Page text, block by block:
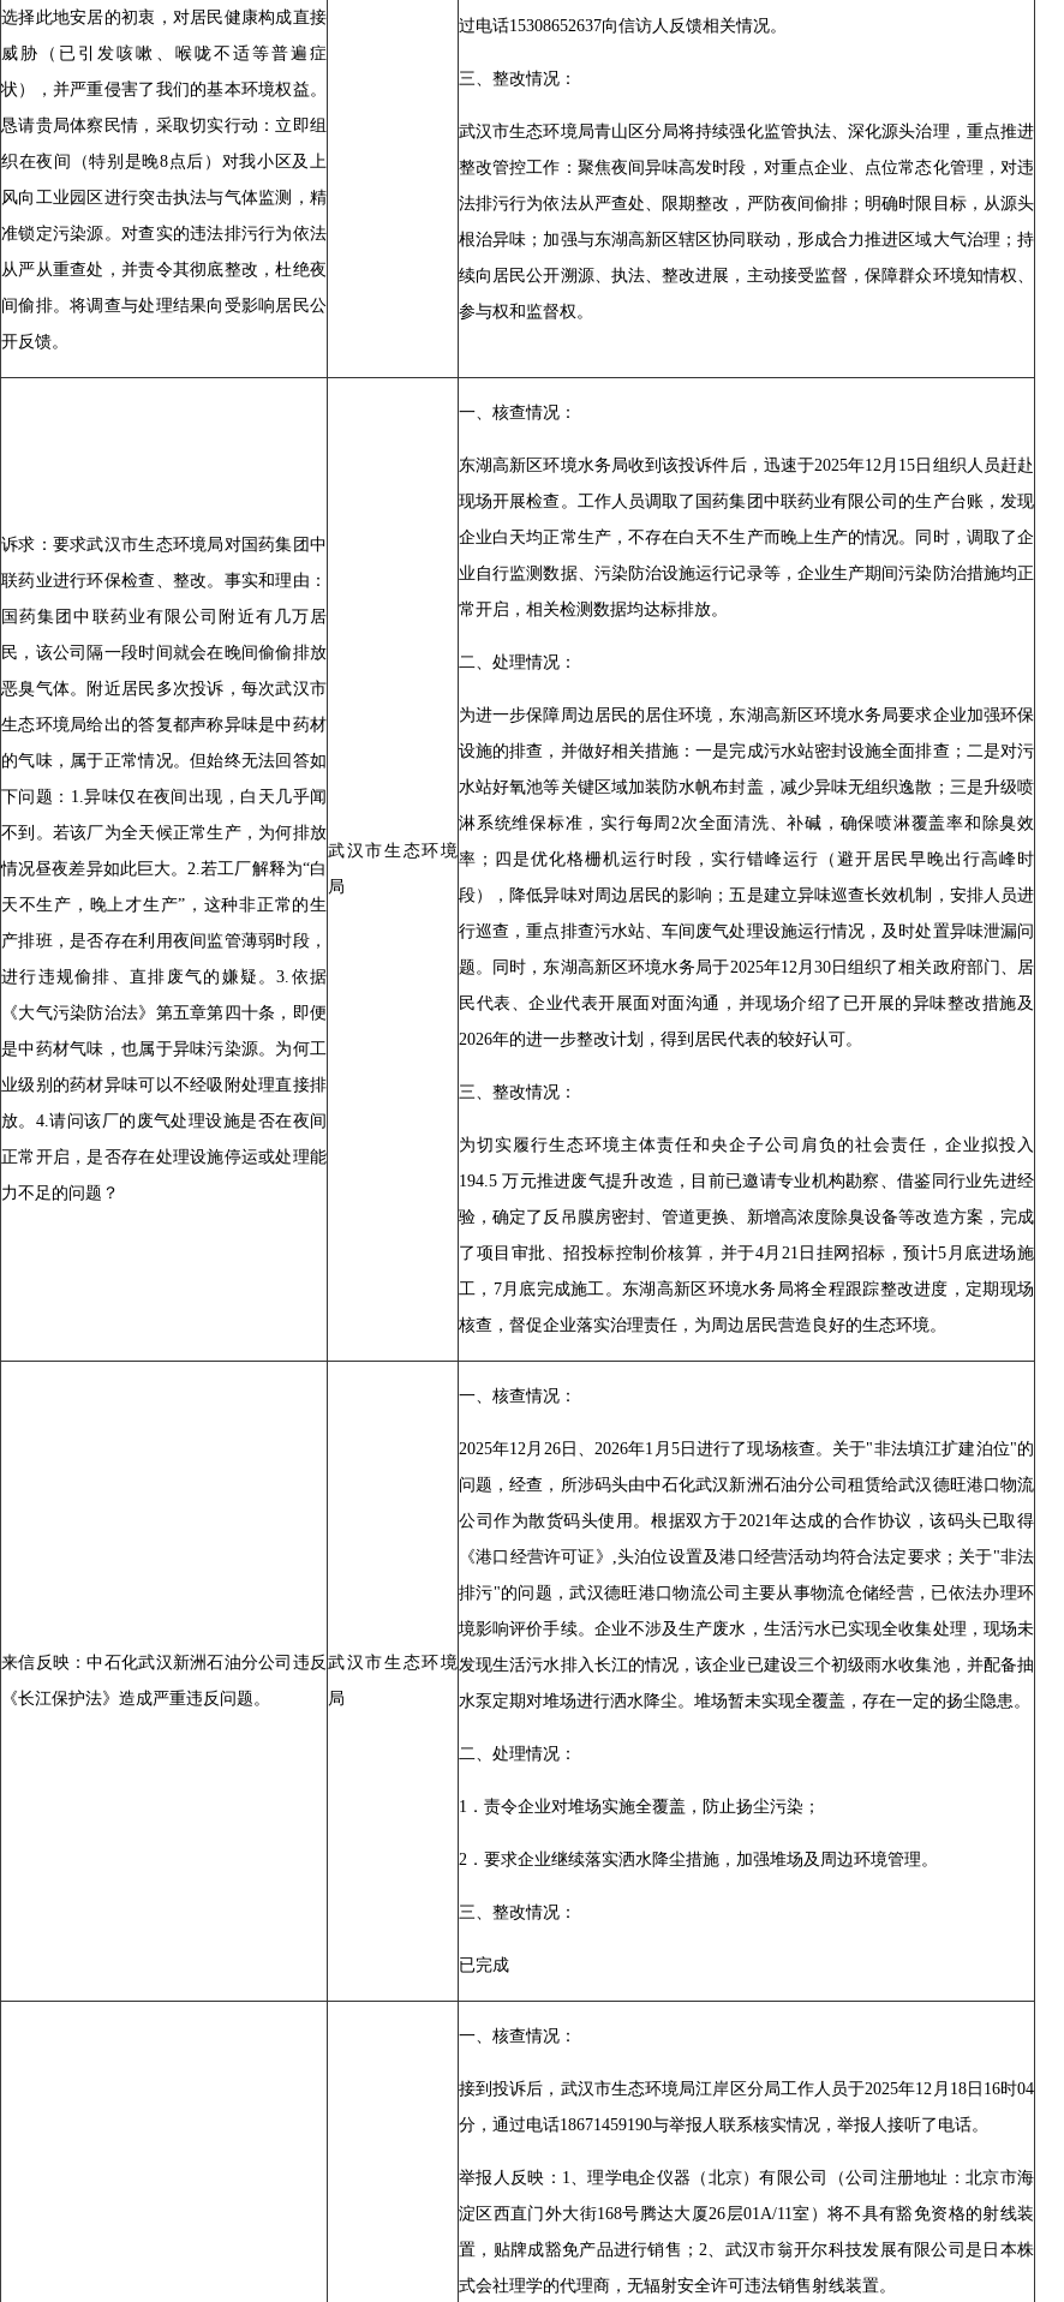
选择此地安居的初衷，对居民健康构成直接
威胁（已引发咳嗽、喉咙不适等普遍症
状），并严重侵害了我们的基本环境权益。
恳请贵局体察民情，采取切实行动：立即组
织在夜间（特别是晚8点后）对我小区及上
风向工业园区进行突击执法与气体监测，精
准锁定污染源。对查实的违法排污行为依法
从严从重查处，并责令其彻底整改，杜绝夜
间偷排。将调查与处理结果向受影响居民公
开反馈。
过电话15308652637向信访人反馈相关情况。
三、整改情况：
武汉市生态环境局青山区分局将持续强化监管执法、深化源头治理，重点推进
整改管控工作：聚焦夜间异味高发时段，对重点企业、点位常态化管理，对违
法排污行为依法从严查处、限期整改，严防夜间偷排；明确时限目标，从源头
根治异味；加强与东湖高新区辖区协同联动，形成合力推进区域大气治理；持
续向居民公开溯源、执法、整改进展，主动接受监督，保障群众环境知情权、
参与权和监督权。
诉求：要求武汉市生态环境局对国药集团中
联药业进行环保检查、整改。事实和理由：
国药集团中联药业有限公司附近有几万居
民，该公司隔一段时间就会在晚间偷偷排放
恶臭气体。附近居民多次投诉，每次武汉市
生态环境局给出的答复都声称异味是中药材
的气味，属于正常情况。但始终无法回答如
下问题：1.异味仅在夜间出现，白天几乎闻
不到。若该厂为全天候正常生产，为何排放
情况昼夜差异如此巨大。2.若工厂解释为“白
天不生产，晚上才生产”，这种非正常的生
产排班，是否存在利用夜间监管薄弱时段，
进行违规偷排、直排废气的嫌疑。3.依据
《大气污染防治法》第五章第四十条，即便
是中药材气味，也属于异味污染源。为何工
业级别的药材异味可以不经吸附处理直接排
放。4.请问该厂的废气处理设施是否在夜间
正常开启，是否存在处理设施停运或处理能
力不足的问题？
武汉市生态环境
局
一、核查情况：
东湖高新区环境水务局收到该投诉件后，迅速于2025年12月15日组织人员赶赴
现场开展检查。工作人员调取了国药集团中联药业有限公司的生产台账，发现
企业白天均正常生产，不存在白天不生产而晚上生产的情况。同时，调取了企
业自行监测数据、污染防治设施运行记录等，企业生产期间污染防治措施均正
常开启，相关检测数据均达标排放。
二、处理情况：
为进一步保障周边居民的居住环境，东湖高新区环境水务局要求企业加强环保
设施的排查，并做好相关措施：一是完成污水站密封设施全面排查；二是对污
水站好氧池等关键区域加装防水帆布封盖，减少异味无组织逸散；三是升级喷
淋系统维保标准，实行每周2次全面清洗、补碱，确保喷淋覆盖率和除臭效
率；四是优化格栅机运行时段，实行错峰运行（避开居民早晚出行高峰时
段），降低异味对周边居民的影响；五是建立异味巡查长效机制，安排人员进
行巡查，重点排查污水站、车间废气处理设施运行情况，及时处置异味泄漏问
题。同时，东湖高新区环境水务局于2025年12月30日组织了相关政府部门、居
民代表、企业代表开展面对面沟通，并现场介绍了已开展的异味整改措施及
2026年的进一步整改计划，得到居民代表的较好认可。
三、整改情况：
为切实履行生态环境主体责任和央企子公司肩负的社会责任，企业拟投入
194.5 万元推进废气提升改造，目前已邀请专业机构勘察、借鉴同行业先进经
验，确定了反吊膜房密封、管道更换、新增高浓度除臭设备等改造方案，完成
了项目审批、招投标控制价核算，并于4月21日挂网招标，预计5月底进场施
工，7月底完成施工。东湖高新区环境水务局将全程跟踪整改进度，定期现场
核查，督促企业落实治理责任，为周边居民营造良好的生态环境。
来信反映：中石化武汉新洲石油分公司违反
《长江保护法》造成严重违反问题。
武汉市生态环境
局
一、核查情况：
2025年12月26日、2026年1月5日进行了现场核查。关于"非法填江扩建泊位"的
问题，经查，所涉码头由中石化武汉新洲石油分公司租赁给武汉德旺港口物流
公司作为散货码头使用。根据双方于2021年达成的合作协议，该码头已取得
《港口经营许可证》,头泊位设置及港口经营活动均符合法定要求；关于"非法
排污"的问题，武汉德旺港口物流公司主要从事物流仓储经营，已依法办理环
境影响评价手续。企业不涉及生产废水，生活污水已实现全收集处理，现场未
发现生活污水排入长江的情况，该企业已建设三个初级雨水收集池，并配备抽
水泵定期对堆场进行洒水降尘。堆场暂未实现全覆盖，存在一定的扬尘隐患。
二、处理情况：
1．责令企业对堆场实施全覆盖，防止扬尘污染；
2．要求企业继续落实洒水降尘措施，加强堆场及周边环境管理。
三、整改情况：
已完成
一、核查情况：
接到投诉后，武汉市生态环境局江岸区分局工作人员于2025年12月18日16时04
分，通过电话18671459190与举报人联系核实情况，举报人接听了电话。
举报人反映：1、理学电企仪器（北京）有限公司（公司注册地址：北京市海
淀区西直门外大街168号腾达大厦26层01A/11室）将不具有豁免资格的射线装
置，贴牌成豁免产品进行销售；2、武汉市翁开尔科技发展有限公司是日本株
式会社理学的代理商，无辐射安全许可违法销售射线装置。